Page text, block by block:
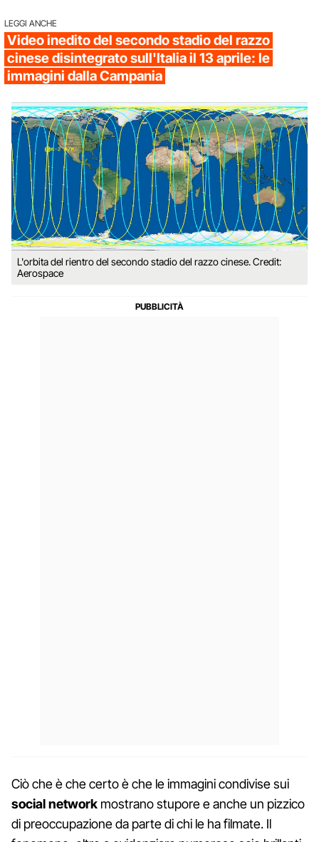
LEGGI ANCHE
Video inedito del secondo stadio del razzo
cinese disintegrato sull'Italia il 13 aprile: le
immagini dalla Campania
L'orbita del rientro del secondo stadio del razzo cinese. Credit:
Aerospace
Ciò che è che certo è che le immagini condivise sui
social network mostrano stupore e anche un pizzico
di preoccupazione da parte di chi le ha filmate. Il